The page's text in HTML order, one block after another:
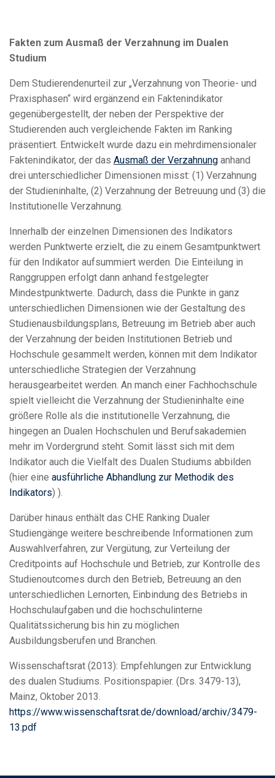
Fakten zum Ausmaß der Verzahnung im Dualen
Studium
Dem Studierendenurteil zur „Verzahnung von Theorie- und
Praxisphasen“ wird ergänzend ein Faktenindikator
gegenübergestellt, der neben der Perspektive der
Studierenden auch vergleichende Fakten im Ranking
präsentiert. Entwickelt wurde dazu ein mehrdimensionaler
Faktenindikator, der das Ausmaß der Verzahnung anhand
drei unterschiedlicher Dimensionen misst: (1) Verzahnung
der Studieninhalte, (2) Verzahnung der Betreuung und (3) die
Institutionelle Verzahnung.
Innerhalb der einzelnen Dimensionen des Indikators
werden Punktwerte erzielt, die zu einem Gesamtpunktwert
für den Indikator aufsummiert werden. Die Einteilung in
Ranggruppen erfolgt dann anhand festgelegter
Mindestpunktwerte. Dadurch, dass die Punkte in ganz
unterschiedlichen Dimensionen wie der Gestaltung des
Studienausbildungsplans, Betreuung im Betrieb aber auch
der Verzahnung der beiden Institutionen Betrieb und
Hochschule gesammelt werden, können mit dem Indikator
unterschiedliche Strategien der Verzahnung
herausgearbeitet werden. An manch einer Fachhochschule
spielt vielleicht die Verzahnung der Studieninhalte eine
größere Rolle als die institutionelle Verzahnung, die
hingegen an Dualen Hochschulen und Berufsakademien
mehr im Vordergrund steht. Somit lässt sich mit dem
Indikator auch die Vielfalt des Dualen Studiums abbilden
(hier eine ausführliche Abhandlung zur Methodik des
Indikators) ).
Darüber hinaus enthält das CHE Ranking Dualer
Studiengänge weitere beschreibende Informationen zum
Auswahlverfahren, zur Vergütung, zur Verteilung der
Creditpoints auf Hochschule und Betrieb, zur Kontrolle des
Studienoutcomes durch den Betrieb, Betreuung an den
unterschiedlichen Lernorten, Einbindung des Betriebs in
Hochschulaufgaben und die hochschulinterne
Qualitätssicherung bis hin zu möglichen
Ausbildungsberufen und Branchen.
Wissenschaftsrat (2013): Empfehlungen zur Entwicklung
des dualen Studiums. Positionspapier. (Drs. 3479-13),
Mainz, Oktober 2013.
https://www.wissenschaftsrat.de/download/archiv/3479-
13.pdf